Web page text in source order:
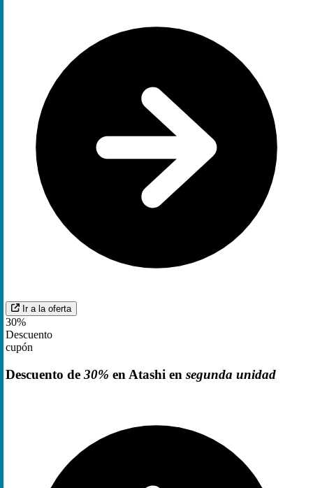
Ir a la oferta
30%
Descuento
cupón
Descuento de 30% en Atashi en segunda unidad